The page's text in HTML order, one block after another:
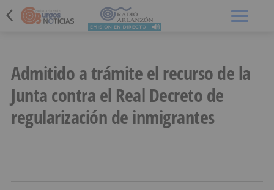
Admitido a trámite el recurso de la
Junta contra el Real Decreto de
regularización de inmigrantes